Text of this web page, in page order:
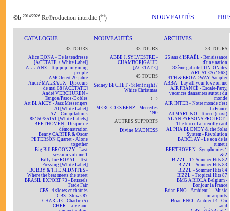
©b 2014/2026 Re℗roduction interdite (ici) NOUVEAUTÉS
CATALOGUE
33 TOURS
Alice DONA - De la tendresse
[ACÉTATE + White Label]
ALLIANZ - Top pop for young
people
AMC feiert 20 jahre
André MALRAUX - Discours
de mai 68 [ACÉTATE]
André VERCHUREN -
Tangos/Pasos-Dobles
Art BLAKEY - Jazz Messengers
70 [White Label]
AZ - Compilations
85150/85151 [White Labels]
BEETHOVEN - Disque de
démonstration
Benny CARTER & Oscar
PETERSON Quartet - Alone
together
Big Bill BROONZY - Last
session volume 1
Billy Joe ROYAL - Test
Pressing [White Label]
BOBBY & THE MIDNITES -
Where the beat meets the street
BRASIL EXPORT 73 - Brussels
Trade Fair
CBS - 4 slows enchaînés
CBS - Slows 87
CHARLIE - Charlie (5)
CHER - Love and
NOUVEAUTÉS
33 TOURS
ABBÉ J. SYLVESTRE -
CHAMBORIGAUD
[ACÉTATE]
45 TOURS
Sidney BECHET - Silent night /
White Christmas
CD
MERCEDES BENZ - Mercedes
190
AUTRES SUPPORTS
Divine MADNESS
ARCHIVES
33 TOURS
25 ans d'ISRAËL - Renaissance
d'une nation
33ème gala de l'UNION des
ARTISTES (1963)
4TH & BROADWAY Sampler
ABBA - Lay all your love on me
AIR FRANCE - Escale-Party,
vacances dansantes autour du
monde
AIR INTER - Notre monde c'est
la France
Al MARTINO - Torero (maxi)
ALAN PARSONS PROJECT -
The turn of a friendly card
ALPHA BLONDY & the Solar
System - Révolution
BARCLAY - Le son de la
rumeur
BEETHOVEN - Symphonies 1
& 2
BIZZL - 12 Sommer Hits 82
BIZZL - Sommer Hits 83
BIZZL - Sommer Hits 84
BIZZL - Tropical Hits 87
BMG ARIOLA Belgium -
Bonjour la France
Brian ENO - Ambient 1 - Music
for airports
Brian ENO - Ambient 4 - On
Land